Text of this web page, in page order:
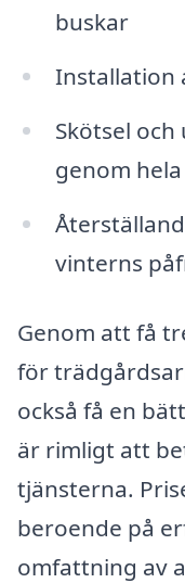
buskar
Installation
Skötsel
genom
vinterns
Genom att få
för
också få en
är rimligt att
tjänsterna.
beroende på
omfattning av